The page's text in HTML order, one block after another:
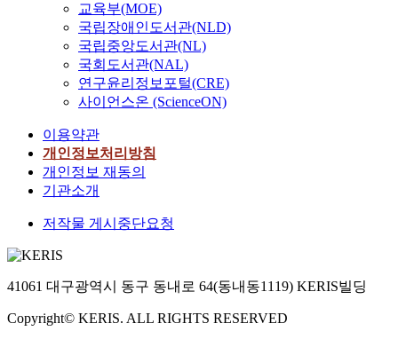
교육부(MOE)
국립장애인도서관(NLD)
국립중앙도서관(NL)
국회도서관(NAL)
연구윤리정보포털(CRE)
사이언스온 (ScienceON)
이용약관
개인정보처리방침
개인정보 재동의
기관소개
저작물 게시중단요청
41061 대구광역시 동구 동내로 64(동내동1119) KERIS빌딩
Copyright© KERIS. ALL RIGHTS RESERVED